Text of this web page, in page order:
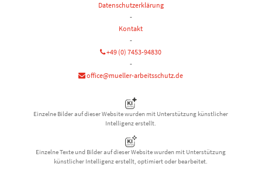
Datenschutzerklärung
-
Kontakt
-
+49 (0) 7453-94830
-
office@mueller-arbeitsschutz.de
Einzelne Bilder auf dieser Website wurden mit Unterstützung künstlicher
Intelligenz erstellt.
Einzelne Texte und Bilder auf dieser Website wurden mit Unterstützung
künstlicher Intelligenz erstellt, optimiert oder bearbeitet.